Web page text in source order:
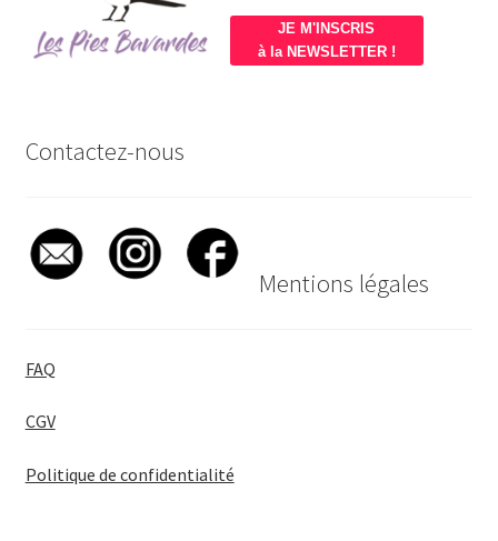
JE M'INSCRIS
à la NEWSLETTER !
Contactez-nous
Mentions légales
FAQ
CGV
Politique de confidentialité